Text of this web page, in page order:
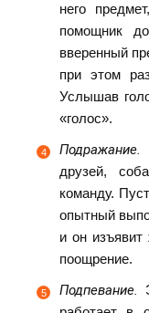
него
помощник
вверенный
при этом
Услышав
«голос».
Подражание.
друзей,
команду.
опытный
и он
поощрение.
Подпевание.